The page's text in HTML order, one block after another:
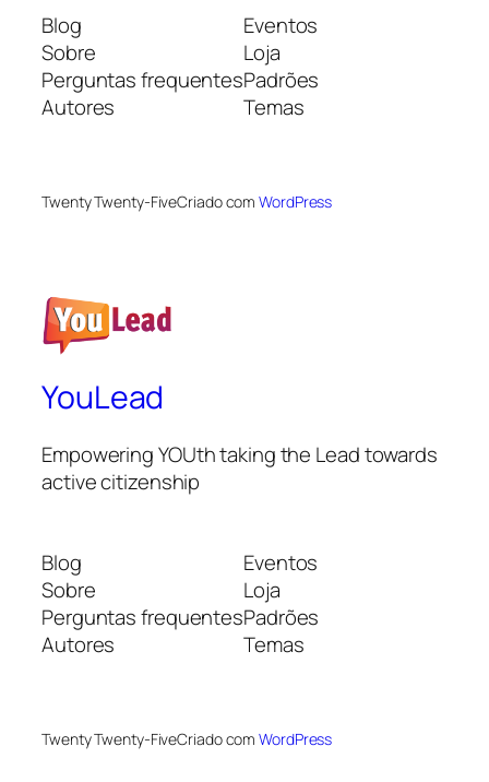
Blog
Sobre
Perguntas frequentes
Autores
Eventos
Loja
Padrões
Temas
Twenty Twenty-FiveCriado comWordPress
YouLead
Empowering YOUth taking the Lead towards
active citizenship
Blog
Sobre
Perguntas frequentes
Autores
Eventos
Loja
Padrões
Temas
Twenty Twenty-FiveCriado comWordPress